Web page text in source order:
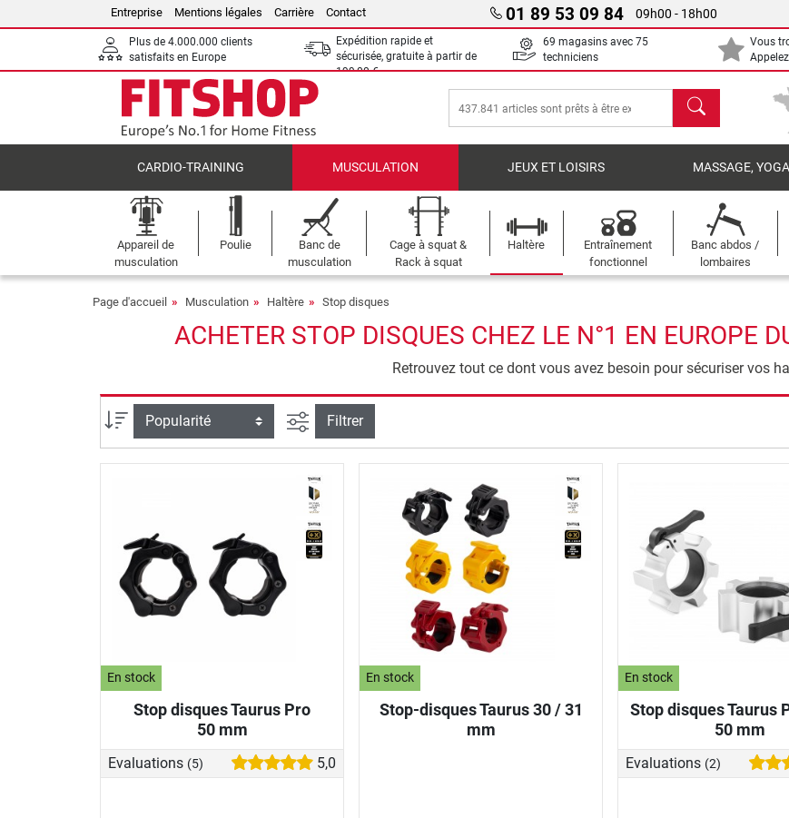
Entreprise Mentions légales Carrière Contact 01 89 53 09 84 09h00 - 18h00
Plus de 4.000.000 clients
satisfaits en Europe
Expédition rapide et
sécurisée, gratuite à partir de
199,00 €
69 magasins avec 75
techniciens
Vous
chercher
CARDIO-TRAINING MUSCULATION JEUX ET LOISIRS MASSAGE,
Appareil de
musculation
Poulie
Banc de
musculation
Cage à squat &
Rack à squat
Haltère
Entraînement
fonctionnel
Banc abdos /
lombaires
Page d'accueil Musculation Haltère Stop disques
ACHETER STOP DISQUES CHEZ LE N°1 EN EUROPE
Retrouvez tout ce dont vous avez besoin pour sécuriser vos
Trier par Filtrer la recherche
Filtrer
En stock
Stop disques Taurus Pro
50 mm
Evaluations (5) 5,0
En stock
Stop-disques Taurus 30 / 31
mm
En stock
Stop disques Taurus
50 mm
Evaluations (2)